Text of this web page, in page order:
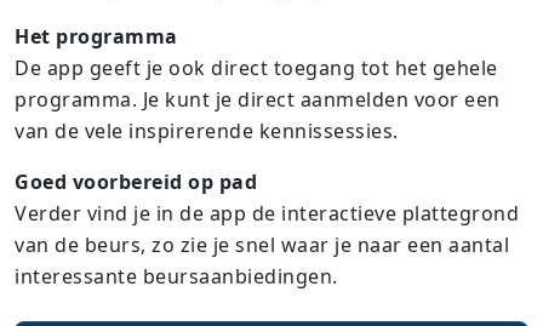
Het programma
De app geeft je ook direct toegang tot het gehele
programma. Je kunt je direct aanmelden voor een
van de vele inspirerende kennissessies.
Goed voorbereid op pad
Verder vind je in de app de interactieve plattegrond
van de beurs, zo zie je snel waar je naar een aantal
interessante beursaanbiedingen.